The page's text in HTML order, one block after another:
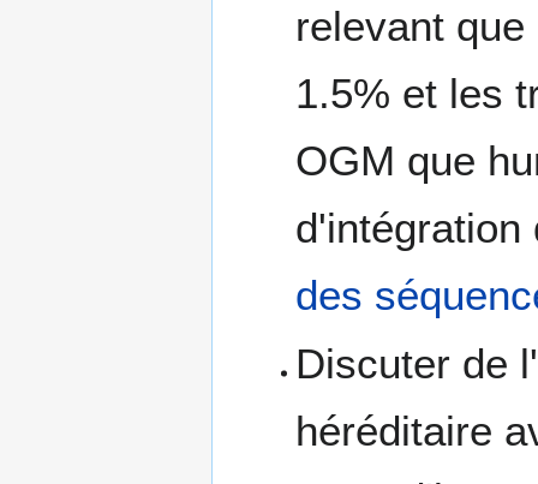
relevant
1.5% et les
OGM que
d'intégration
des
Discuter de
héréditaire